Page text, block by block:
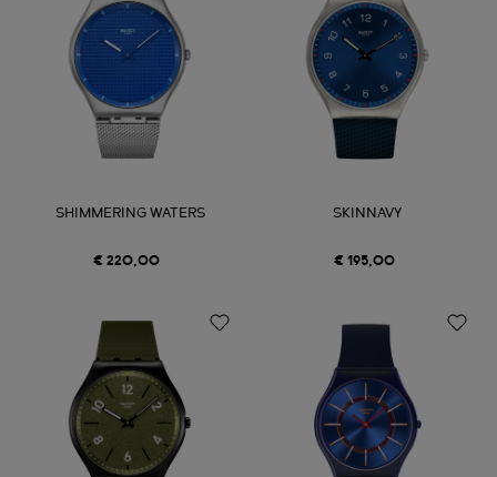
SHIMMERING WATERS
€ 220,00
SKINNAVY
€ 195,00